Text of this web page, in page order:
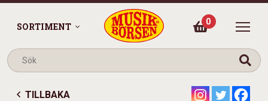
SORTIMENT 0
TILLBAKA